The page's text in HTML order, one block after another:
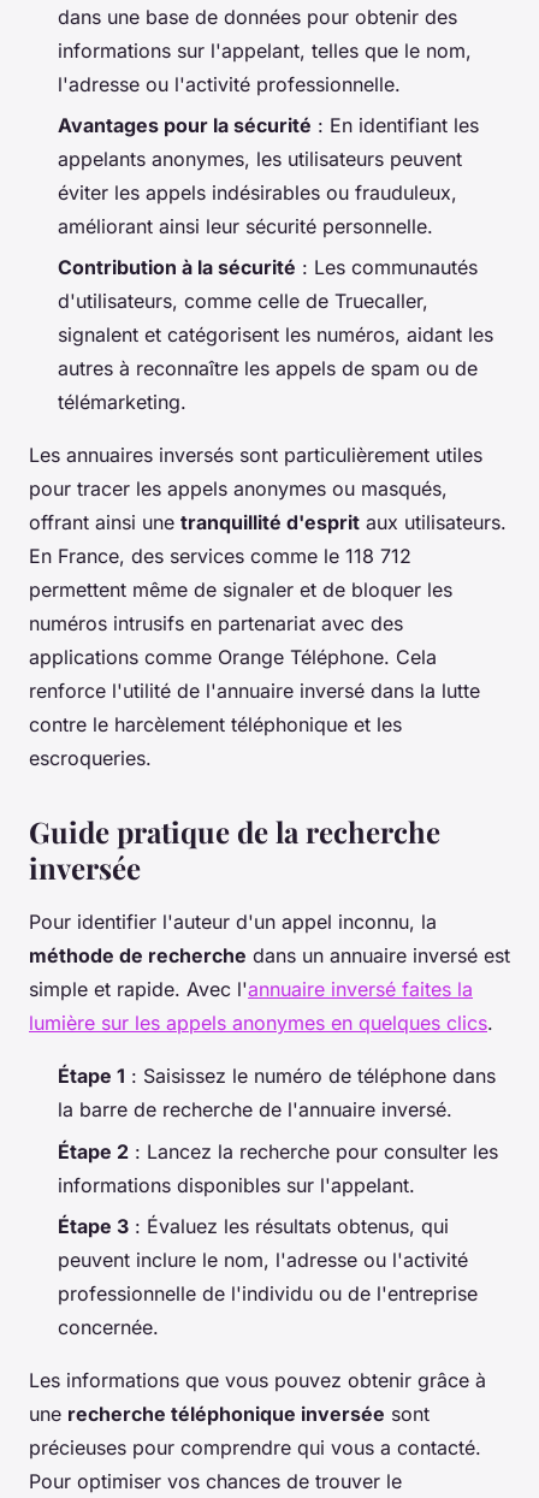
dans une base de données pour obtenir des
informations sur l'appelant, telles que le nom,
l'adresse ou l'activité professionnelle.
Avantages pour la sécurité : En identifiant les
appelants anonymes, les utilisateurs peuvent
éviter les appels indésirables ou frauduleux,
améliorant ainsi leur sécurité personnelle.
Contribution à la sécurité : Les communautés
d'utilisateurs, comme celle de Truecaller,
signalent et catégorisent les numéros, aidant les
autres à reconnaître les appels de spam ou de
télémarketing.
Les annuaires inversés sont particulièrement utiles
pour tracer les appels anonymes ou masqués,
offrant ainsi une tranquillité d'esprit aux utilisateurs.
En France, des services comme le 118 712
permettent même de signaler et de bloquer les
numéros intrusifs en partenariat avec des
applications comme Orange Téléphone. Cela
renforce l'utilité de l'annuaire inversé dans la lutte
contre le harcèlement téléphonique et les
escroqueries.
Guide pratique de la recherche
inversée
Pour identifier l'auteur d'un appel inconnu, la
méthode de recherche dans un annuaire inversé est
simple et rapide. Avec l'annuaire inversé faites la
lumière sur les appels anonymes en quelques clics.
Étape 1 : Saisissez le numéro de téléphone dans
la barre de recherche de l'annuaire inversé.
Étape 2 : Lancez la recherche pour consulter les
informations disponibles sur l'appelant.
Étape 3 : Évaluez les résultats obtenus, qui
peuvent inclure le nom, l'adresse ou l'activité
professionnelle de l'individu ou de l'entreprise
concernée.
Les informations que vous pouvez obtenir grâce à
une recherche téléphonique inversée sont
précieuses pour comprendre qui vous a contacté.
Pour optimiser vos chances de trouver le